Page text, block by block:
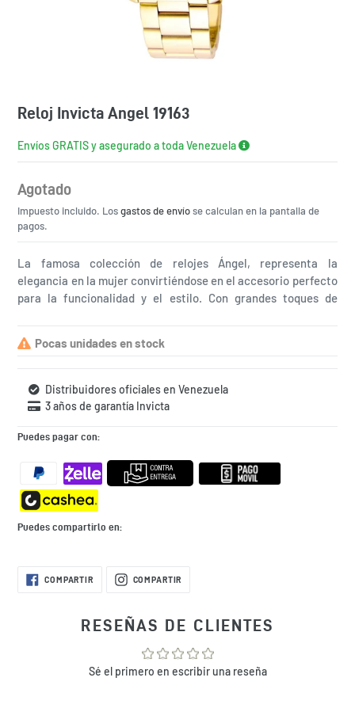
Reloj Invicta Angel 19163
Envíos GRATIS y asegurado a toda Venezuela
Precio
habitual
Agotado
Impuesto incluido. Losgastos de envíose calculan en la pantalla de
pagos.
La famosa colección de relojes Ángel, representa la
elegancia en la mujer convirtiéndose en el accesorio perfecto
para la funcionalidad y el estilo. Con grandes toques de
Pocas unidades en stock
Distribuidores oficiales en Venezuela
3 años de garantía Invicta
Puedes pagar con:
Puedes compartirlo en:
Agregando
COMPARTIRCOMPARTIR
EN COMPARTIR
RESEÑAS DE CLIENTES
Sé el primero en escribir una reseña